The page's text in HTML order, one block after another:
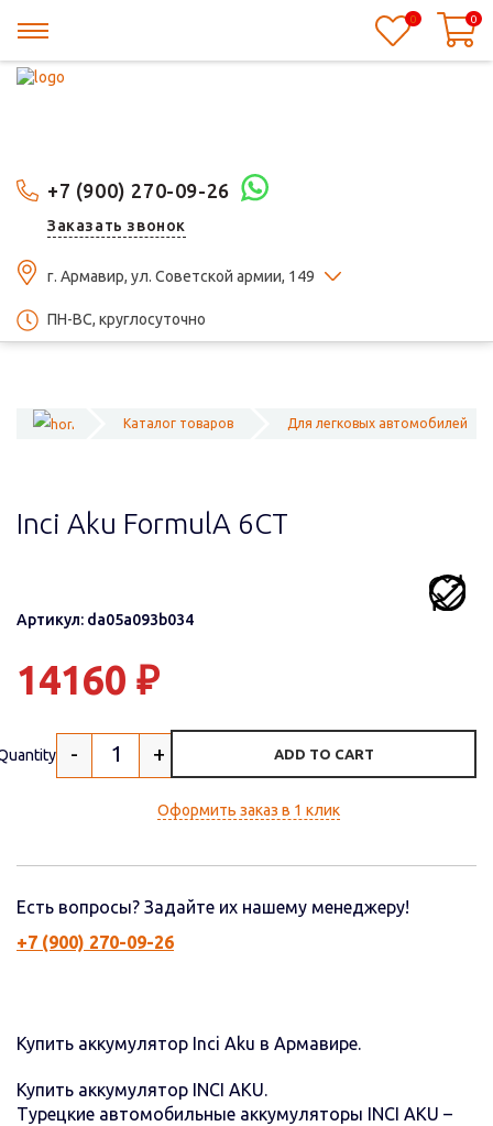
+7 (900) 270-09-26
Заказать звонок
г. Армавир, ул. Советской армии, 149
ПН-ВС, круглосуточно
0 0
Каталог товаров Для легковых автомобилей
Inci Aku FormulА 6СТ
Артикул: da05a093b034
14160 ₽
- + ADD TO CART
Оформить заказ в 1 клик
Есть вопросы? Задайте их нашему менеджеру!
+7 (900) 270-09-26
Купить аккумулятор Inci Aku в Армавире.
Купить аккумулятор INCI AKU.
Турецкие автомобильные аккумуляторы INCI AKU –